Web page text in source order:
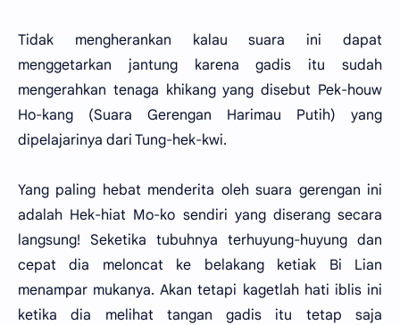
Tidak mengherankan kalau suara ini dapat
menggetarkan jantung karena gadis itu sudah
mengerahkan tenaga khikang yang disebut Pek-houw
Ho-kang (Suara Gerengan Harimau Putih) yang
dipelajarinya dari Tung-hek-kwi.
Yang paling hebat menderita oleh suara gerengan ini
adalah Hek-hiat Mo-ko sendiri yang diserang secara
langsung! Seketika tubuhnya terhuyung-huyung dan
cepat dia meloncat ke belakang ketiak Bi Lian
menampar mukanya. Akan tetapi kagetlah hati iblis ini
ketika dia melihat tangan gadis itu tetap saja